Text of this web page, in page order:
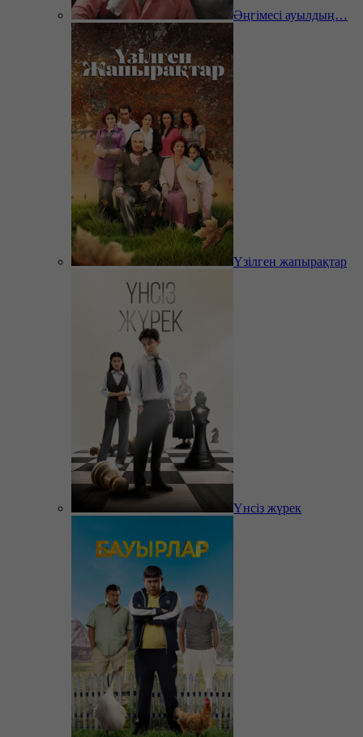
Әңгімесі ауылдың…
Үзілген жапырақтар
Үнсіз жүрек